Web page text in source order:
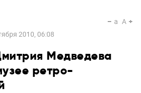
2010, 06:08
a A
Медведева
ретро-